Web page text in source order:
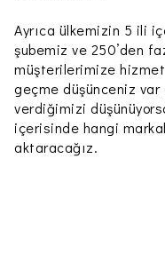
Ayrıca ülkemizin 5 ili
şubemiz ve 250’den
müşterilerimize
geçme düşünceniz
verdiğimizi
içerisinde hangi
aktaracağız.